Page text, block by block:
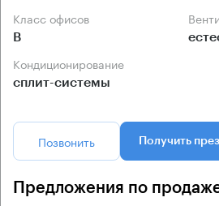
Класс офисов
B
Кондиционирование
сплит-системы
Позвонить Получить
Предложения по